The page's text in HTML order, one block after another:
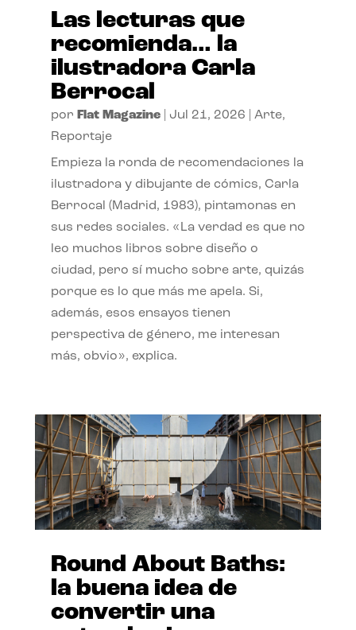
Las lecturas que
recomienda… la
ilustradora Carla
Berrocal
por Flat Magazine| Jul 21, 2026 Arte,
Reportaje
Empieza la ronda de recomendaciones la
ilustradora y dibujante de cómics, Carla
Berrocal (Madrid, 1983), pintamonas en
sus redes sociales. «La verdad es que no
leo muchos libros sobre diseño o
ciudad, pero sí mucho sobre arte, quizás
porque es lo que más me apela. Si,
además, esos ensayos tienen
perspectiva de género, me interesan
más, obvio», explica.
Round About Baths:
la buena idea de
convertir una